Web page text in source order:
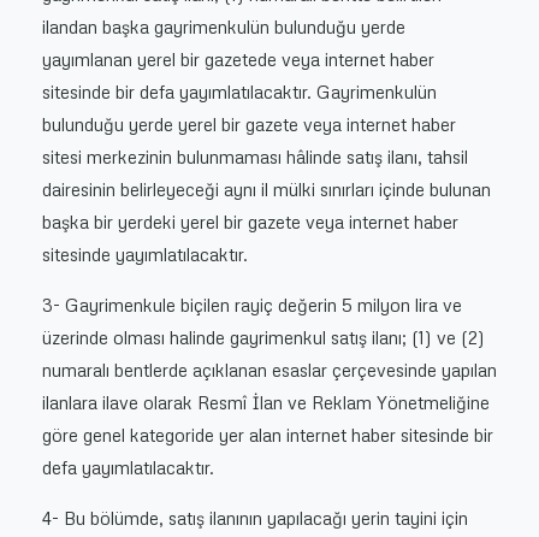
ilandan başka gayrimenkulün bulunduğu yerde
yayımlanan yerel bir gazetede veya internet haber
sitesinde bir defa yayımlatılacaktır. Gayrimenkulün
bulunduğu yerde yerel bir gazete veya internet haber
sitesi merkezinin bulunmaması hâlinde satış ilanı, tahsil
dairesinin belirleyeceği aynı il mülki sınırları içinde bulunan
başka bir yerdeki yerel bir gazete veya internet haber
sitesinde yayımlatılacaktır.
3- Gayrimenkule biçilen rayiç değerin 5 milyon lira ve
üzerinde olması halinde gayrimenkul satış ilanı; (1) ve (2)
numaralı bentlerde açıklanan esaslar çerçevesinde yapılan
ilanlara ilave olarak Resmî İlan ve Reklam Yönetmeliğine
göre genel kategoride yer alan internet haber sitesinde bir
defa yayımlatılacaktır.
4- Bu bölümde, satış ilanının yapılacağı yerin tayini için